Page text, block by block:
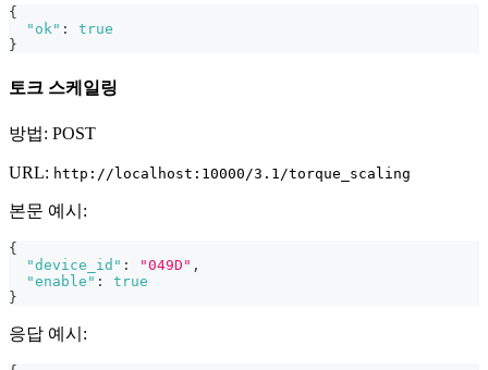
{
"ok" :
true
}
토크 스케일링
방법: POST
URL: http://localhost:10000/3.1/torque_scaling
본문 예시:
{
"device_id" : "049D" ,
"enable" :
true
}
응답 예시: